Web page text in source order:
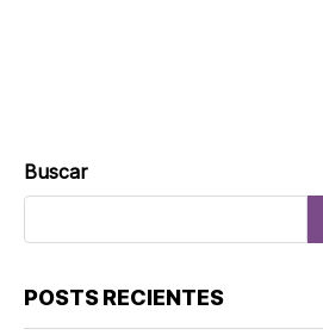
Buscar
POSTS RECIENTES